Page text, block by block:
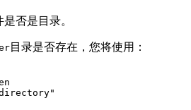
否是目录。
目录是否存在，您将使用：